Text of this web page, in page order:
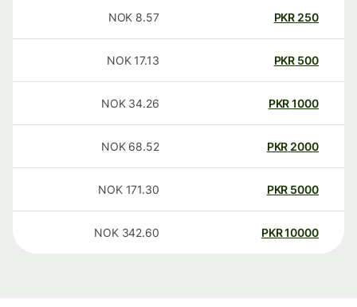
250
PKR
8.57
NOK
500
PKR
17.13
NOK
1000
PKR
34.26
NOK
2000
PKR
68.52
NOK
5000
PKR
171.30
NOK
10000
PKR
342.60
NOK